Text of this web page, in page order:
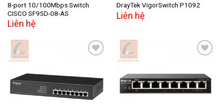
8-port 10/100Mbps Switch
CISCO SF95D-08-AS
Liên hệ
DrayTek VigorSwitch P1092
Liên hệ
Add to
wishlist
Add to
wishlist